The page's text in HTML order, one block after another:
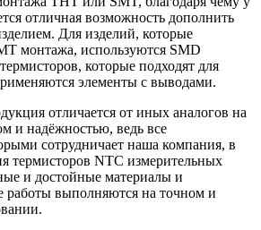
отличная возможность дополнить
Для изделий, которые
монтажа, используются SMD
которые подходят для
элементы с выводами.
отличается от иных аналогов на
и надёжностью, ведь все
сотрудничает наша компания, в
термисторов NTC измерительных
и достойные материалы и
работы выполняются на точном и